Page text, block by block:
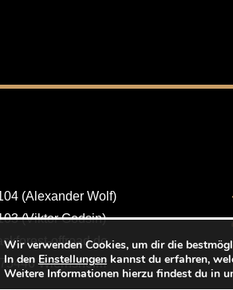
der
Produktseite
werden
(Alexander Wolf)
(Viktor Godsin)
offroad.de
75446 Wiernsheim
Wir verwenden Cookies, um dir die
In den Einstellungenkannst du erfahren,
Weitere Informationen hierzu findest du in